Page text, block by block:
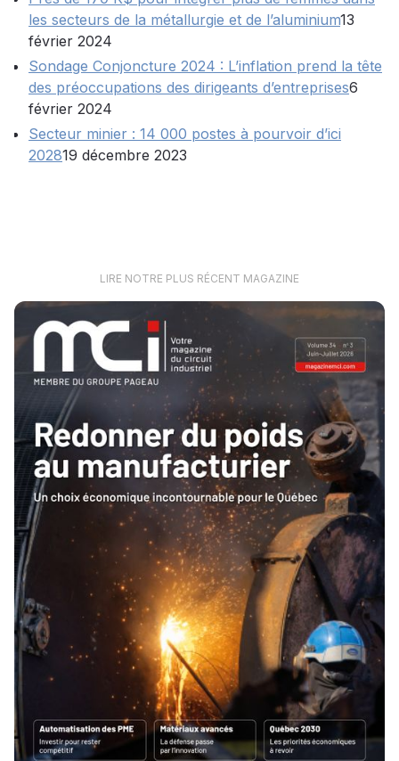
les secteurs de la métallurgie et de l’aluminium13
février 2024
Sondage Conjoncture 2024 : L’inflation prend la tête
des préoccupations des dirigeants d’entreprises6
février 2024
Secteur minier : 14 000 postes à pourvoir d’ici
202819 décembre 2023
LIRE NOTRE PLUS RÉCENT MAGAZINE